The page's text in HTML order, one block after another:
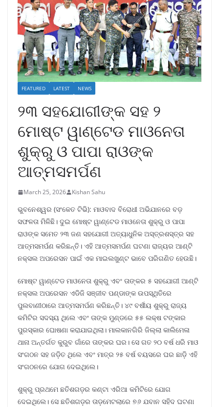
FEATURED LATEST NEWS
୨୩ ସହଯୋଗୀଙ୍କ ସହ ୨
ମୋଷ୍ଟ ୱାଣ୍ଟେଡ ମାଓନେତା
ଶୁକ୍ରୁ ଓ ପାପା ରାଓଙ୍କ
ଆତ୍ମସମର୍ପଣ
March 25, 2026 Kishan Sahu
ଭୁବନେଶ୍ୱର (ସଂକେତ ଟିଭି): ମାଓବାଦ ବିରୋଧୀ ଅଭିଯାନରେ ବଡ଼
ସଫଳତା ମିଳିଛି। ଦୁଇ ମୋଷ୍ଟ ୱାଣ୍ଟେଡ ମାଓନେତା ଶୁକ୍ରୁ ଓ ପାପା
ରାଓଙ୍କ ସମେତ ୨୩ ଜଣ ସହଯୋଗୀ ଅତ୍ୟାଧୁନିକ ଅସ୍ତ୍ରଶସ୍ତ୍ର ସହ
ଆତ୍ମସମର୍ପଣ କରିଛନ୍ତି। ଏହି ଆତ୍ମସମର୍ପଣ ଘଟଣା ରାଜ୍ୟର ଆଣ୍ଟି
ନକ୍ସଲ ଅପରେସନ ପାଇଁ ଏକ ମାଇଲଖୁଣ୍ଟ ଭାବେ ପରିଗଣିତ ହେଉଛି।
ମୋଷ୍ଟ ୱାଣ୍ଟେଡ ମାଓନେତା ଶୁକ୍ରୁ ଏବଂ ତାଙ୍କର ୫ ସହଯୋଗୀ ଆଣ୍ଟି
ନକ୍ସଲ ଅପରେସନ ଏଡିଜି ସଞ୍ଜୀବ ପଣ୍ଡାଙ୍କ ଉପସ୍ଥିତିରେ
ପୁଲବାଣୀଠାରେ ଆତ୍ମସମର୍ପଣ କରିଛନ୍ତି। ୪୯ ବର୍ଷୀୟ ଶୁକ୍ରୁ ରାଜ୍ୟ
କମିଟିର ସଦସ୍ୟ ଥିଲେ ଏବଂ ତାଙ୍କ ମୁଣ୍ଡରେ ୫୫ ଲକ୍ଷ ଟଙ୍କାର
ପୁରସ୍କାର ଘୋଷଣା କରାଯାଇଥିଲା। ମାଲକାନଗିରି ଜିଲ୍ଲା କାଲିମେଳା
ଥାନା ଅନ୍ତର୍ଗତ କୁରୁବ ଗାଁରେ ତାଙ୍କର ଘର। ସେ ଗତ ୨୦ ବର୍ଷ ଧରି ମାଓ
ସଂଗଠନ ସହ ଜଡ଼ିତ ଥିଲେ ଏବଂ ମାତ୍ର ୨୫ ବର୍ଷ ବୟସରେ ଘର ଛାଡ଼ି ଏହି
ସଂଗଠନରେ ଯୋଗ ଦେଇଥିଲେ।
ଶୁକ୍ରୁ ପ୍ରଥମେ ଛତିଶଗଡ଼ର କଣ୍ଟା ଏରିଆ କମିଟିରେ ଯୋଗ
ଦେଇଥିଲେ। ସେ ଛତିଶଗଡ଼ର ତାଡ଼ମେଟଲାରେ ୭୬ ଯବାନ ସହିଦ ଘଟଣା